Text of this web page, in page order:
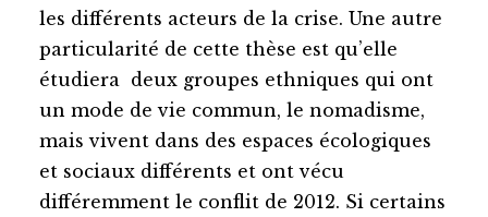
les différents acteurs de la crise. Une autre
particularité de cette thèse est qu’elle
étudiera deux groupes ethniques qui ont
un mode de vie commun, le nomadisme,
mais vivent dans des espaces écologiques
et sociaux différents et ont vécu
différemment le conflit de 2012. Si certains